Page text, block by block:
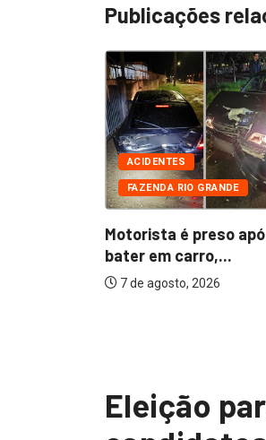
Publicações
ACIDENTES
FAZENDA RIO GRANDE
Motorista é preso
bater em carro,...
7 de agosto, 2026
Eleição